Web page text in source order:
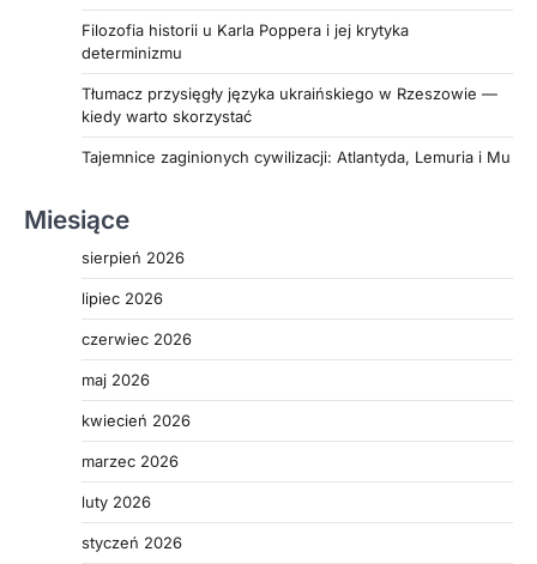
Filozofia historii u Karla Poppera i jej krytyka
determinizmu
Tłumacz przysięgły języka ukraińskiego w Rzeszowie —
kiedy warto skorzystać
Tajemnice zaginionych cywilizacji: Atlantyda, Lemuria i Mu
Miesiące
sierpień 2026
lipiec 2026
czerwiec 2026
maj 2026
kwiecień 2026
marzec 2026
luty 2026
styczeń 2026